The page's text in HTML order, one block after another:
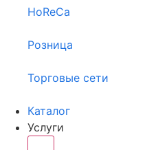
HoReCa
Розница
Торговые сети
Каталог
Услуги